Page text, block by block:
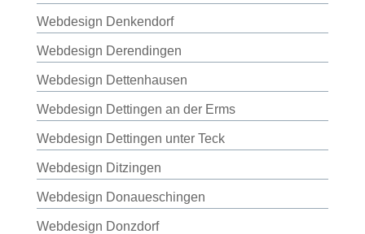
Webdesign Denkendorf
Webdesign Derendingen
Webdesign Dettenhausen
Webdesign Dettingen an der Erms
Webdesign Dettingen unter Teck
Webdesign Ditzingen
Webdesign Donaueschingen
Webdesign Donzdorf